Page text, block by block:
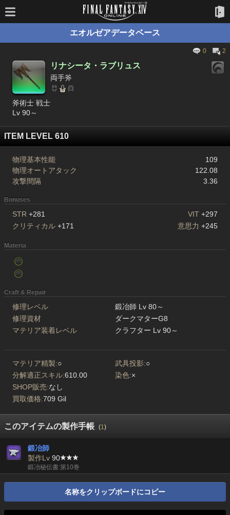
エオルゼアデータベース
0 2
リナシータ・ラブリュス
両手斧
斧術士 戦士
Lv 90～
ITEM LEVEL 610
物理基本性能
109
物理オートアタック
122.08
攻撃間隔
3.36
Bonuses
STR +281 VIT +297
クリティカル +171 意思力 +245
Materia
Craft & Repair
修理レベル
鍛冶師 Lv 80～
修理資材
ダークマターG8
マテリア装着レベル
クラフター Lv 90～
マテリア精製:○ 武具投影:○
分解適正スキル:610.00 染色:×
SHOP販売:なし
買取価格:709 Gil
このアイテムの製作手帳 (1)
鍛冶師
製作Lv 90
鍛冶秘伝書:第10巻
名称をクリップボードにコピー